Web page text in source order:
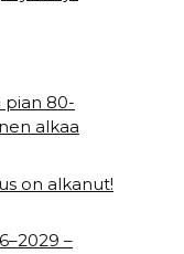
pian 80-
alkaa
on alkanut!
–